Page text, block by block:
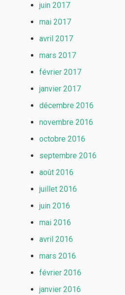
juin 2017
mai 2017
avril 2017
mars 2017
février 2017
janvier 2017
décembre 2016
novembre 2016
octobre 2016
septembre 2016
août 2016
juillet 2016
juin 2016
mai 2016
avril 2016
mars 2016
février 2016
janvier 2016